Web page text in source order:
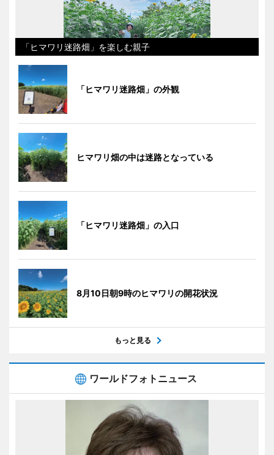
「ヒマワリ迷路畑」を楽しむ親子
「ヒマワリ迷路畑」の外観
ヒマワリ畑の中は迷路となっている
「ヒマワリ迷路畑」の入口
8月10日朝9時のヒマワリの開花状況
もっと見る
ワールドフォトニュース